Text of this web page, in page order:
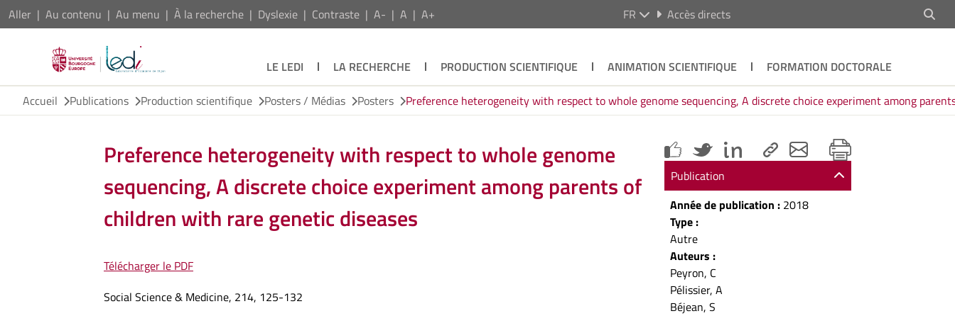
Aller Au contenu Au menu À la recherche Dyslexie Contraste A- A A+ FR Accès directs
LE LEDI LA RECHERCHE PRODUCTION SCIENTIFIQUE ANIMATION SCIENTIFIQUE
FORMATION DOCTORALE
Accueil
Publications Production scientifique Posters / Médias Posters Preference heterogeneity with respect to whole genome sequencing, A discrete choice experiment among
Preference heterogeneity with respect to whole genome
sequencing, A discrete choice experiment among parents of
children with rare genetic diseases
Télécharger le PDF
Social Science & Medicine, 214, 125-132
Publication
Année de publication : 2018
Type :
Autre
Auteurs :
Peyron, C
Pélissier, A
Béjean, S